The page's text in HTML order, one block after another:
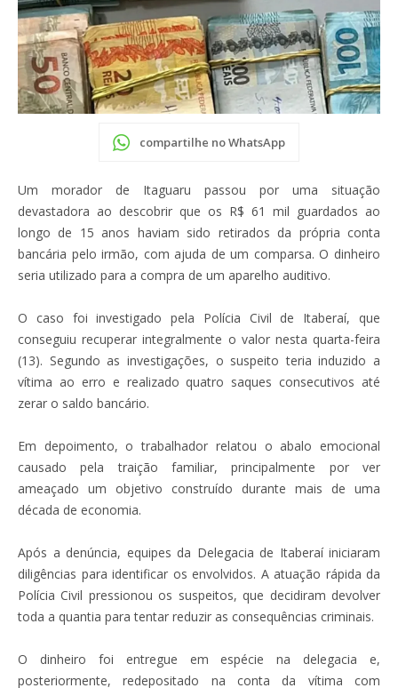
compartilhe no WhatsApp
Um morador de Itaguaru passou por uma situação
devastadora ao descobrir que os R$ 61 mil guardados ao
longo de 15 anos haviam sido retirados da própria conta
bancária pelo irmão, com ajuda de um comparsa. O dinheiro
seria utilizado para a compra de um aparelho auditivo.
O caso foi investigado pela Polícia Civil de Itaberaí, que
conseguiu recuperar integralmente o valor nesta quarta-feira
(13). Segundo as investigações, o suspeito teria induzido a
vítima ao erro e realizado quatro saques consecutivos até
zerar o saldo bancário.
Em depoimento, o trabalhador relatou o abalo emocional
causado pela traição familiar, principalmente por ver
ameaçado um objetivo construído durante mais de uma
década de economia.
Após a denúncia, equipes da Delegacia de Itaberaí iniciaram
diligências para identificar os envolvidos. A atuação rápida da
Polícia Civil pressionou os suspeitos, que decidiram devolver
toda a quantia para tentar reduzir as consequências criminais.
O dinheiro foi entregue em espécie na delegacia e,
posteriormente, redepositado na conta da vítima com